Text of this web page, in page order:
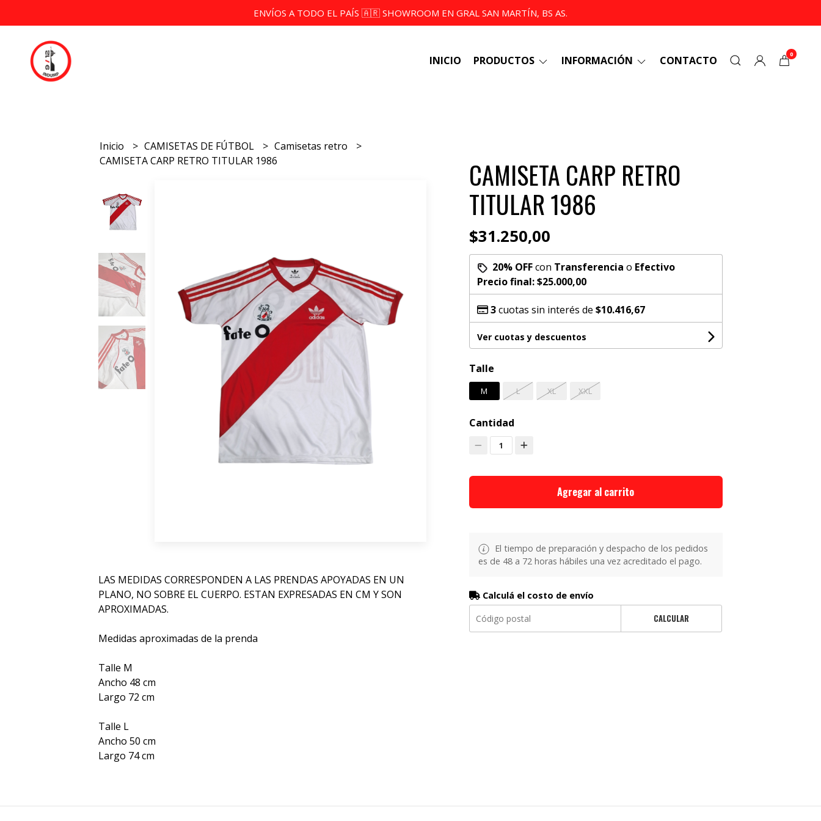
ENVÍOS A TODO EL PAÍS 🇦🇷 SHOWROOM EN GRAL SAN MARTÍN, BS AS.
INICIO PRODUCTOS INFORMACIÓN CONTACTO 0
Inicio CAMISETAS DE FÚTBOL
Camisetas retro
CAMISETA CARP RETRO TITULAR 1986
LAS MEDIDAS CORRESPONDEN A LAS PRENDAS APOYADAS EN UN
PLANO, NO SOBRE EL CUERPO. ESTAN EXPRESADAS EN CM Y SON
APROXIMADAS.
Medidas aproximadas de la prenda
Talle M
Ancho 48 cm
Largo 72 cm
Talle L
Ancho 50 cm
Largo 74 cm
CAMISETA CARP RETRO
TITULAR 1986
$31.250,00
20% OFFcon Transferencia o Efectivo
Precio final:$25.000,00
3cuotas sin interés de $10.416,67
Ver cuotas y descuentos
Talle
M L XL XXL
Cantidad
1
Agregar al carrito
El tiempo de preparación y despacho de los pedidos
es de 48 a 72 horas hábiles una vez acreditado el pago.
Calculá el costo de envío
CALCULAR